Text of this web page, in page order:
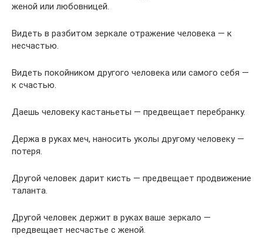
женой или любовницей.
Видеть в разбитом зеркале отражение человека — к
несчастью.
Видеть покойником другого человека или самого себя —
к счастью.
Даешь человеку кастаньеты — предвещает перебранку.
Держа в руках меч, наносить уколы другому человеку —
потеря.
Другой человек дарит кисть — предвещает продвижение
таланта.
Другой человек держит в руках ваше зеркало —
предвещает несчастье с женой.